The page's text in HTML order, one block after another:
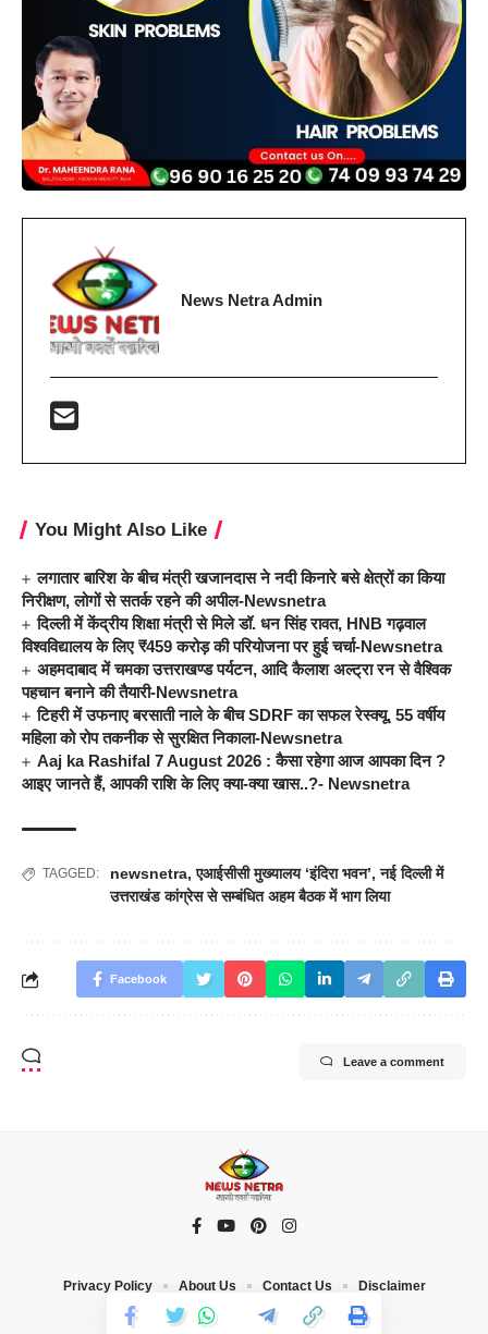
News Netra Admin
You Might Also Like
लगातार बारिश के बीच मंत्री खजानदास ने नदी किनारे बसे क्षेत्रों का किया
निरीक्षण, लोगों से सतर्क रहने की अपील-Newsnetra
दिल्ली में केंद्रीय शिक्षा मंत्री से मिले डॉ. धन सिंह रावत, HNB गढ़वाल
विश्वविद्यालय के लिए ₹459 करोड़ की परियोजना पर हुई चर्चा-Newsnetra
अहमदाबाद में चमका उत्तराखण्ड पर्यटन, आदि कैलाश अल्ट्रा रन से वैश्विक
पहचान बनाने की तैयारी-Newsnetra
टिहरी में उफनाए बरसाती नाले के बीच SDRF का सफल रेस्क्यू, 55 वर्षीय
महिला को रोप तकनीक से सुरक्षित निकाला-Newsnetra
Aaj ka Rashifal 7 August 2026 : कैसा रहेगा आज आपका दिन ?
आइए जानते हैं, आपकी राशि के लिए क्या-क्या खास..?- Newsnetra
TAGGED: newsnetra,एआईसीसी मुख्यालय ‘इंदिरा भवन’,नई दिल्ली में
उत्तराखंड कांग्रेस से सम्बंधित अहम बैठक में भाग लिया
Facebook
Leave a comment
© 2023 News Netra. All Rights Reserved |
Privacy Policy About Us Contact Us Disclaimer